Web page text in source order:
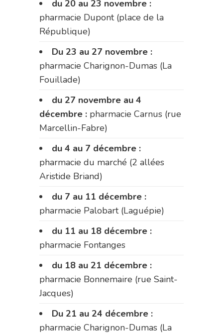
du 20 au 23 novembre :
pharmacie Dupont (place de la
République)
Du 23 au 27 novembre :
pharmacie Charignon-Dumas (La
Fouillade)
du 27 novembre au 4
décembre : pharmacie Carnus (rue
Marcellin-Fabre)
du 4 au 7 décembre :
pharmacie du marché (2 allées
Aristide Briand)
du 7 au 11 décembre :
pharmacie Palobart (Laguépie)
du 11 au 18 décembre :
pharmacie Fontanges
du 18 au 21 décembre :
pharmacie Bonnemaire (rue Saint-
Jacques)
Du 21 au 24 décembre :
pharmacie Charignon-Dumas (La